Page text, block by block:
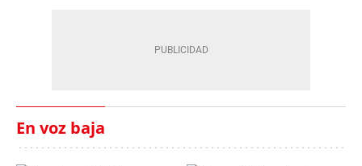
En voz baja